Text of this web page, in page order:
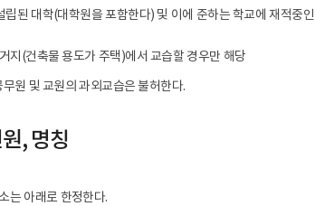
된 대학(대학원을 포함한다) 및 이에 준하는 학교에 재적중
지(건축물 용도가 주택)에서 교습할 경우만 해당
원 및 교원의 과외교습은 불허한다.
, 명칭
는 아래로 한정한다.